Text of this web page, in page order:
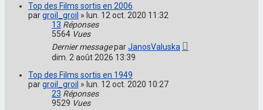
Top des Films sortis en 2006
pargroil_groil » lun. 12 oct. 2020 11:32
13 Réponses
5564 Vues
Dernier messageparJanosValuska
dim. 2 août 2026 13:39
Top des Films sortis en 1949
pargroil_groil » lun. 12 oct. 2020 10:27
23 Réponses
9529 Vues